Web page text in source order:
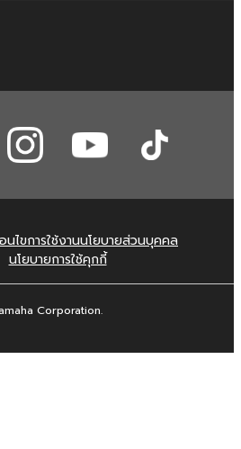
นไขการใช้งานนโยบายส่วนบุคคล
นโยบายการใช้คุกกี้
Corporation.